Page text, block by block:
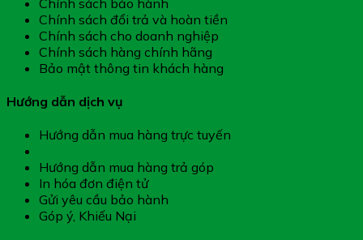
Chính sách đổi trả và hoàn tiền
Chính sách cho doanh nghiệp
Chính sách hàng chính hãng
Bảo mật thông tin khách hàng
Hướng dẫn dịch vụ
Hướng dẫn mua hàng trực tuyến
Hướng dẫn mua hàng trả góp
In hóa đơn điện tử
Gửi yêu cầu bảo hành
Góp ý, Khiếu Nại